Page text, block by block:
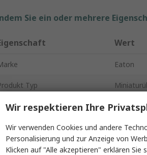
Sie ein oder mehrere
Wert
Eaton
Typ
Polanzahl 1
Nennstrom 3A
Auslösestrom Typ C
Wir respektieren Ihre
Wir verwenden Cookies und andere
Personalisierung und zur Anzeige von
Klicken auf "Alle akzeptieren" erklären